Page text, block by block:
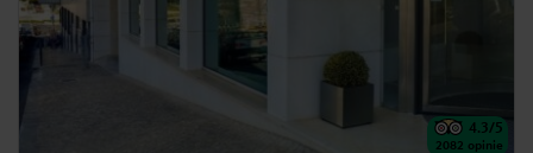
4.3/5
2082 opinie